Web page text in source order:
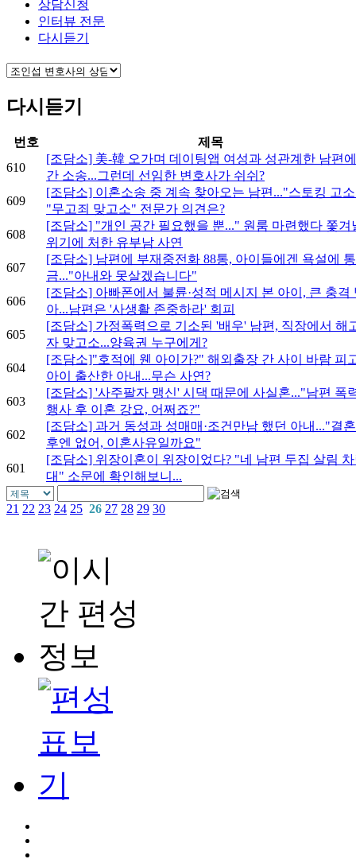
상담신청
인터뷰 전문
다시듣기
다시듣기
번호
제목
610
[조담소] 美-韓 오가며 데이팅앱 여성과 성관계한 남편
간 소송...그런데 선임한 변호사가 쉬쉬?
609
[조담소] 이혼소송 중 계속 찾아오는 남편..."스토킹 고
"무고죄 맞고소" 전문가 의견은?
608
[조담소] "개인 공간 필요했을 뿐..." 원룸 마련했다 쫓겨
위기에 처한 유부남 사연
607
[조담소] 남편에 부재중전화 88통, 아이들에겐 욕설에 통
금..."아내와 못살겠습니다"
606
[조담소] 아빠폰에서 불륜·성적 메시지 본 아이, 큰 충격
아...남편은 '사생활 존중하라' 회피
605
[조담소] 가정폭력으로 기소된 '배우' 남편, 직장에서 해
자 맞고소...양육권 누구에게?
604
[조담소]"호적에 웬 아이가?" 해외출장 간 사이 바람 피
아이 출산한 아내...무슨 사연?
603
[조담소] '사주팔자 맹신' 시댁 때문에 사실혼..."남편 폭
행사 후 이혼 강요, 어쩌죠?"
602
[조담소] 과거 동성과 성매매·조건만남 했던 아내..."결
후엔 없어, 이혼사유일까요"
601
[조담소] 위장이혼이 위장이었다? "네 남편 두집 살림
대" 소문에 확인해보니...
21 22 23 24 25 26 27 28 29 30